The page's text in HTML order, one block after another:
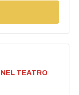
TEATRO